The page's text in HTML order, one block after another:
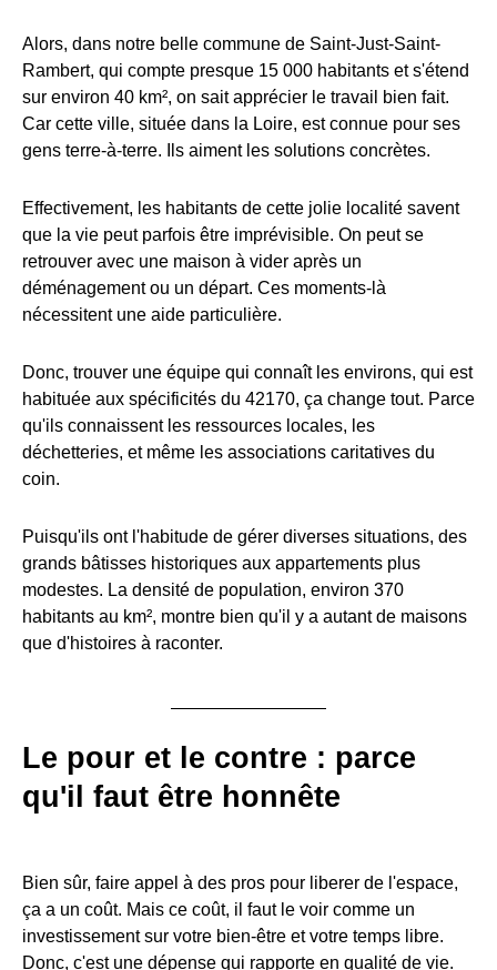
Alors, dans notre belle commune de Saint-Just-Saint-
Rambert, qui compte presque 15 000 habitants et s'étend
sur environ 40 km², on sait apprécier le travail bien fait.
Car cette ville, située dans la Loire, est connue pour ses
gens terre-à-terre. Ils aiment les solutions concrètes.
Effectivement, les habitants de cette jolie localité savent
que la vie peut parfois être imprévisible. On peut se
retrouver avec une maison à vider après un
déménagement ou un départ. Ces moments-là
nécessitent une aide particulière.
Donc, trouver une équipe qui connaît les environs, qui est
habituée aux spécificités du 42170, ça change tout. Parce
qu'ils connaissent les ressources locales, les
déchetteries, et même les associations caritatives du
coin.
Puisqu'ils ont l'habitude de gérer diverses situations, des
grands bâtisses historiques aux appartements plus
modestes. La densité de population, environ 370
habitants au km², montre bien qu'il y a autant de maisons
que d'histoires à raconter.
Le pour et le contre : parce
qu'il faut être honnête
Bien sûr, faire appel à des pros pour liberer de l'espace,
ça a un coût. Mais ce coût, il faut le voir comme un
investissement sur votre bien-être et votre temps libre.
Donc, c'est une dépense qui rapporte en qualité de vie.